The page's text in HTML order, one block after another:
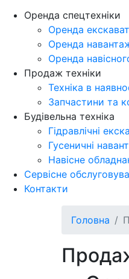
Оренда спецтехніки
Оренда
Оренда
Оренда
Продаж технiки
Технiка в
Запчастини та
Будівельна техніка
Гідравлічні
Гусеничні
Навісне
Сервісне
Контакти
Головна